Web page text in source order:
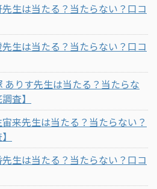
生は当たる？当たらない？口コ
生は当たる？当たらない？口コ
ありす先生は当たる？当たらな
査】
来先生は当たる？当たらない？
生は当たる？当たらない？口コ